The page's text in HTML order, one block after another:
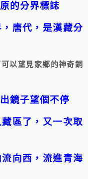
的分界標誌
唐代，是漢藏分
以望見家鄉的神奇銅
鏡子望個不停
區了，又一次取
向西，流進青海